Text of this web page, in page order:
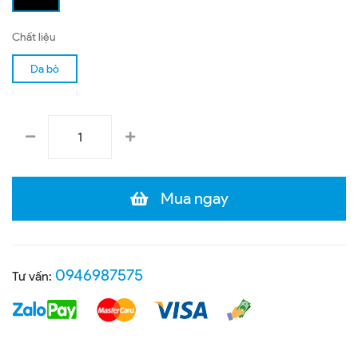
Chất liệu
Da bò
Mua ngay
Tư vấn: 0946987575